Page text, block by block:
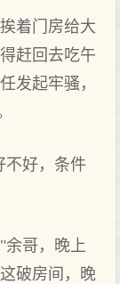
着门房给大
赶回去吃午
发起牢骚，
不好，条件
余哥，晚上
破房间，晚